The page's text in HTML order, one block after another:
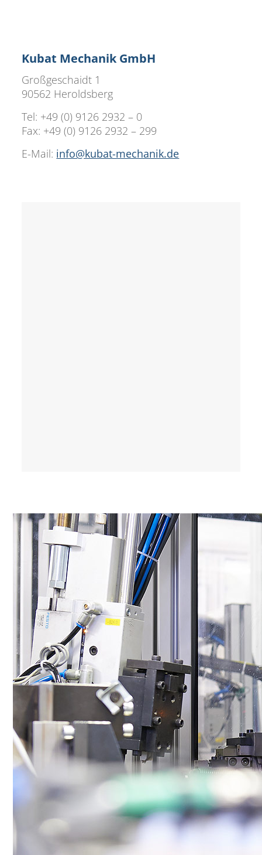
Kubat Mechanik GmbH
Großgeschaidt 1
90562 Heroldsberg
Tel: +49 (0) 9126 2932 – 0
Fax: +49 (0) 9126 2932 – 299
E-Mail: info@kubat-mechanik.de